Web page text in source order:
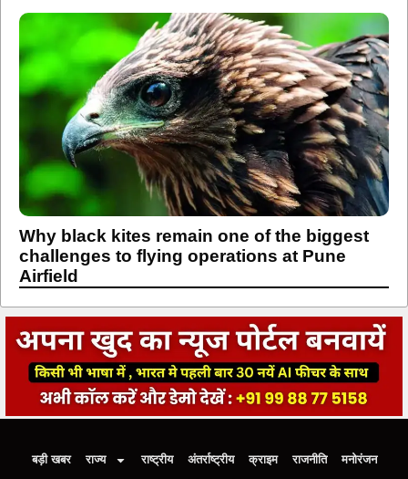
Why black kites remain one of the biggest
challenges to flying operations at Pune
Airfield
बड़ी खबर राज्य राष्ट्रीय अंतर्राष्ट्रीय क्राइम राजनीति
मनोरंजन